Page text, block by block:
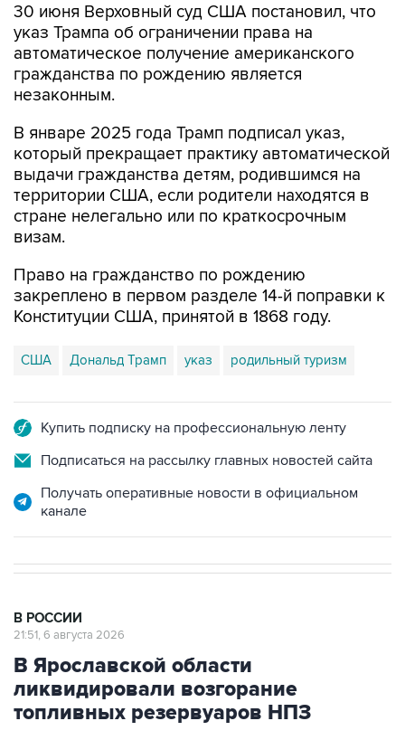
30 июня Верховный суд США постановил, что
указ Трампа об ограничении права на
автоматическое получение американского
гражданства по рождению является
незаконным.
В январе 2025 года Трамп подписал указ,
который прекращает практику автоматической
выдачи гражданства детям, родившимся на
территории США, если родители находятся в
стране нелегально или по краткосрочным
визам.
Право на гражданство по рождению
закреплено в первом разделе 14-й поправки к
Конституции США, принятой в 1868 году.
США Дональд Трамп указ родильный туризм
Купить подписку на профессиональную ленту
Подписаться на рассылку главных новостей сайта
Получать оперативные новости в официальном
канале
В РОССИИ
21:51, 6 августа 2026
В Ярославской области
ликвидировали возгорание
топливных резервуаров НПЗ